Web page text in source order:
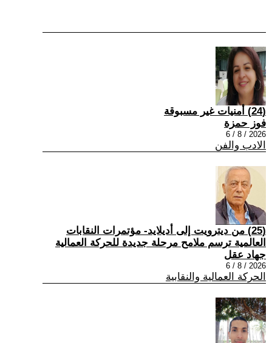
(24) أمنيات غير مسبوقة
فوز حمزة
2026 / 8 / 6
الادب والفن
(25) من ديترويت إلى أديلايد- مؤتمرات النقابات
العالمية ترسم ملامح مرحلة جديدة للحركة العمالية
جهاد عقل
2026 / 8 / 6
الحركة العمالية والنقابية